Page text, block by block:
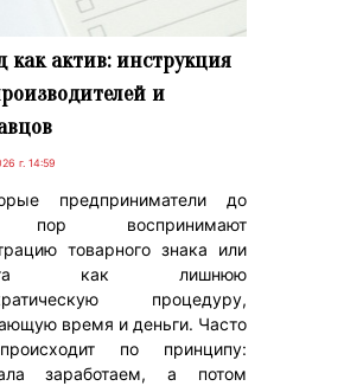
как актив: инструкция
и
г. 14:59
предприниматели до
воспринимают
товарного знака или
как лишнюю
процедуру,
время и деньги. Часто
по принципу:
заработаем, а потом